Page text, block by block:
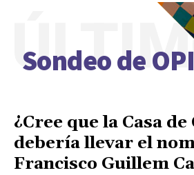
Sondeo de
¿Cree que la Casa
debería llevar el
Francisco Guillem